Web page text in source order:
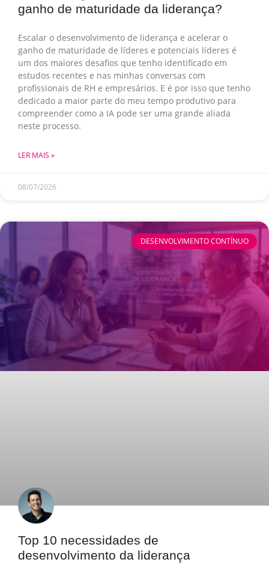
ganho de maturidade da liderança?
Escalar o desenvolvimento de liderança e acelerar o
ganho de maturidade de líderes e potenciais líderes é
um dos maiores desafios que tenho identificado em
estudos recentes e nas minhas conversas com
profissionais de RH e empresários. E é por isso que tenho
dedicado a maior parte do meu tempo produtivo para
compreender como a IA pode ser uma grande aliada
neste processo.
LER MAIS »
08/07/2026
DESENVOLVIMENTO CONTÍNUO
Top 10 necessidades de
desenvolvimento da liderança